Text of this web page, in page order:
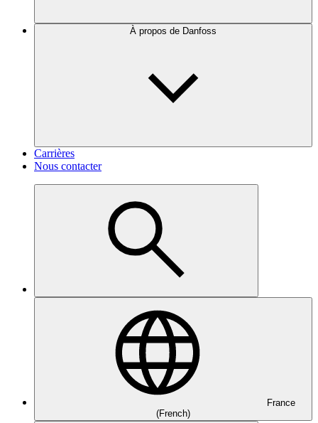
À propos de Danfoss
Carrières
Nous contacter
France
(French)